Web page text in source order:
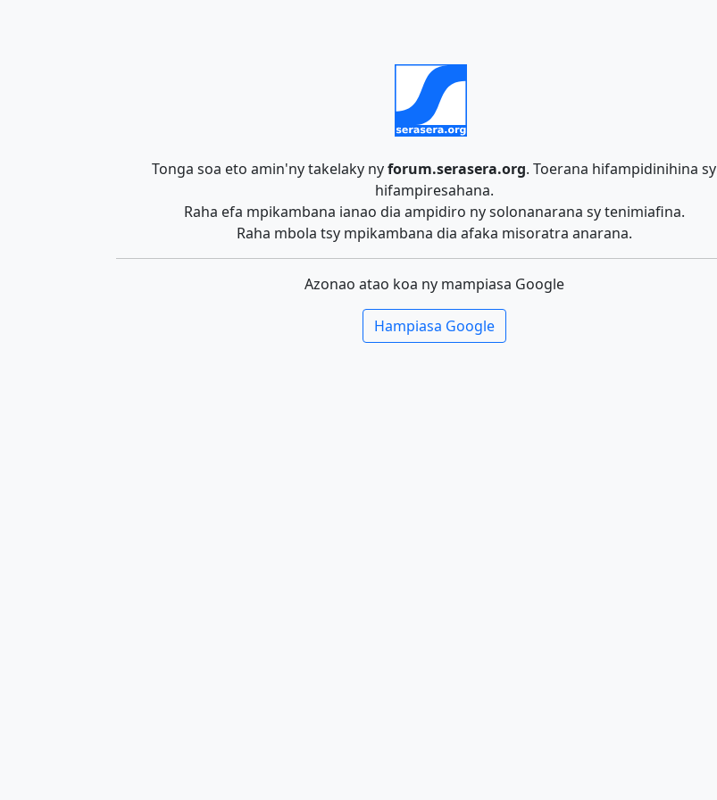
Tonga soa eto amin'ny takelaky nyforum.serasera.org. Toerana hifampidinihina sy
hifampiresahana.
Raha efa mpikambana ianao dia ampidiro ny solonanarana sy tenimiafina.
Raha mbola tsy mpikambana dia afaka misoratra anarana.
Azonao atao koa ny mampiasa Google
Hampiasa Google